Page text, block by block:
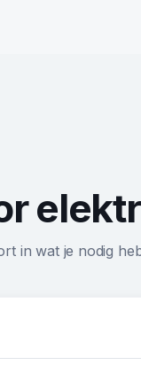
in wat je nodig